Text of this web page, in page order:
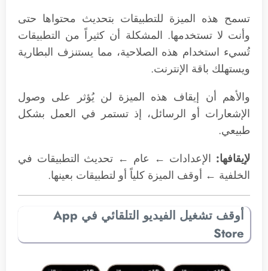
تسمح هذه الميزة للتطبيقات بتحديث محتواها حتى
وأنت لا تستخدمها. المشكلة أن كثيراً من التطبيقات
تُسيء استخدام هذه الصلاحية، مما يستنزف البطارية
ويستهلك باقة الإنترنت.
والأهم أن إيقاف هذه الميزة لن يُؤثر على وصول
الإشعارات أو الرسائل، إذ تستمر في العمل بشكل
طبيعي.
لإيقافها: الإعدادات ← عام ← تحديث التطبيقات في
الخلفية ← أوقف الميزة كلياً أو لتطبيقات بعينها.
أوقف تشغيل الفيديو التلقائي في App
Store